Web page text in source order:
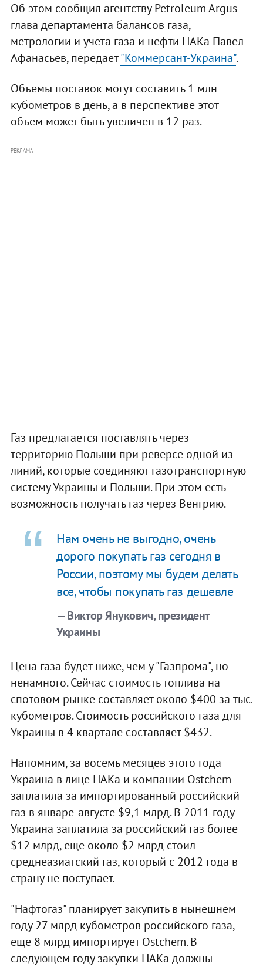
Об этом сообщил агентству Petroleum Argus
глава департамента балансов газа,
метрологии и учета газа и нефти НАКа Павел
Афанасьев, передает"Коммерсант-Украина".
Объемы поставок могут составить 1 млн
кубометров в день, а в перспективе этот
объем может быть увеличен в 12 раз.
РЕКЛАМА
Газ предлагается поставлять через
территорию Польши при реверсе одной из
линий, которые соединяют газотранспортную
систему Украины и Польши. При этом есть
возможность получать газ через Венгрию.
Нам очень не выгодно, очень
дорого покупать газ сегодня в
России, поэтому мы будем делать
все, чтобы покупать газ дешевле
— Виктор Янукович, президент
Украины
Цена газа будет ниже, чем у "Газпрома", но
ненамного. Сейчас стоимость топлива на
спотовом рынке составляет около $400 за тыс.
кубометров. Стоимость российского газа для
Украины в 4 квартале составляет $432.
Напомним, за восемь месяцев этого года
Украина в лице НАКа и компании Ostchem
заплатила за импортированный российский
газ в январе-августе $9,1 млрд. В 2011 году
Украина заплатила за российский газ более
$12 млрд, еще около $2 млрд стоил
среднеазиатский газ, который с 2012 года в
страну не поступает.
"Нафтогаз" планирует закупить в нынешнем
году 27 млрд кубометров российского газа,
еще 8 млрд импортирует Ostchem. В
следующем году закупки НАКа должны